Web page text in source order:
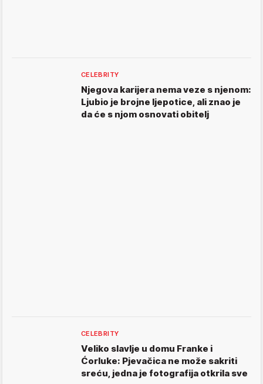
CELEBRITY
Njegova karijera nema veze s njenom:
Ljubio je brojne ljepotice, ali znao je
da će s njom osnovati obitelj
CELEBRITY
Veliko slavlje u domu Franke i
Ćorluke: Pjevačica ne može sakriti
sreću, jedna je fotografija otkrila sve